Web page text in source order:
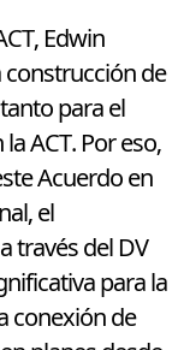
Edwin
de
para el
ACT. Por eso,
Acuerdo en
el
través del DV
para la
conexión de